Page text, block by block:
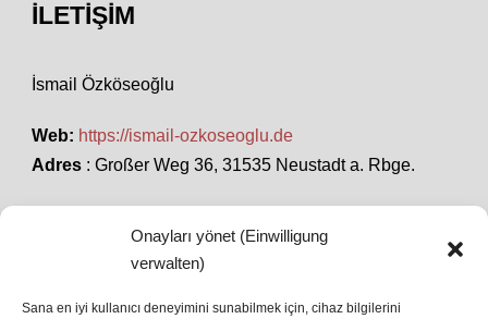
Onayları yönet (Einwilligung
verwalten)
Sana en iyi kullanıcı deneyimini sunabilmek için, cihaz bilgilerini
İLETIŞIM
İsmail Özköseoğlu
Web: https://ismail-ozkoseoglu.de
Adres : Großer Weg 36, 31535 Neustadt a. Rbge.
SON HABERLER